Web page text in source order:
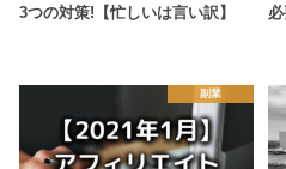
3つの対策!【忙しいは言い訳】
副業